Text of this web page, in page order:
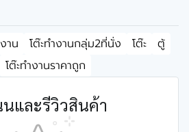
าน โต๊ะทำงานกลุ่ม2ที่นั่ง โต๊ะ
ตู้
โต๊ะทำงานราคาถูก
และรีวิวสินค้า